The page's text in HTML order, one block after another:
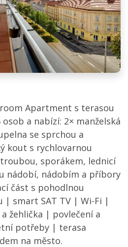
Apartment s terasou
a nabízí: 2× manželská
se sprchou a
kout s rychlovarnou
sporákem, lednicí
nádobí, nádobím a příbory
část s pohodlnou
| smart SAT TV | Wi-Fi |
žehlička | povlečení a
potřeby | terasa
na město.